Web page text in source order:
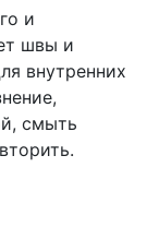
и
швы и
внутренних
смыть